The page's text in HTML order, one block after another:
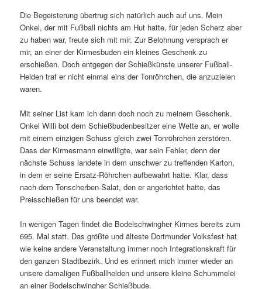
Die Begeisterung übertrug sich natürlich auch auf uns. Mein
Onkel, der mit Fußball nichts am Hut hatte, für jeden Scherz aber
zu haben war, freute sich mit mir. Zur Belohnung versprach er
mir, an einer der Kirmesbuden ein kleines Geschenk zu
erschießen. Doch entgegen der Schießkünste unserer Fußball-
Helden traf er nicht einmal eins der Tonröhrchen, die anzuzielen
waren.
Mit seiner List kam ich dann doch noch zu meinem Geschenk.
Onkel Willi bot dem Schießbudenbesitzer eine Wette an, er wolle
mit einem einzigen Schuss gleich zwei Tonröhrchen zerstören.
Dass der Kirmesmann einwilligte, war sein Fehler, denn der
nächste Schuss landete in dem unschwer zu treffenden Karton,
in dem er seine Ersatz-Röhrchen aufbewahrt hatte. Klar, dass
nach dem Tonscherben-Salat, den er angerichtet hatte, das
Preisschießen für uns beendet war.
In wenigen Tagen findet die Bodelschwingher Kirmes bereits zum
695. Mal statt. Das größte und älteste Dortmunder Volksfest hat
wie keine andere Veranstaltung immer noch Integrationskraft für
den ganzen Stadtbezirk. Und es erinnert mich immer wieder an
unsere damaligen Fußballhelden und unsere kleine Schummelei
an einer Bodelschwingher Schießbude.